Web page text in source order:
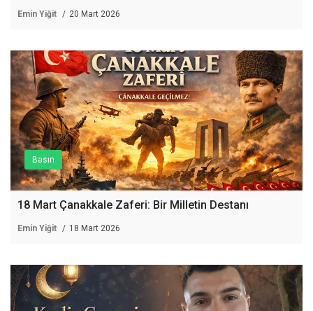
Emin Yiğit 20 Mart 2026
Basın
18 Mart Çanakkale Zaferi: Bir Milletin Destanı
Emin Yiğit 18 Mart 2026